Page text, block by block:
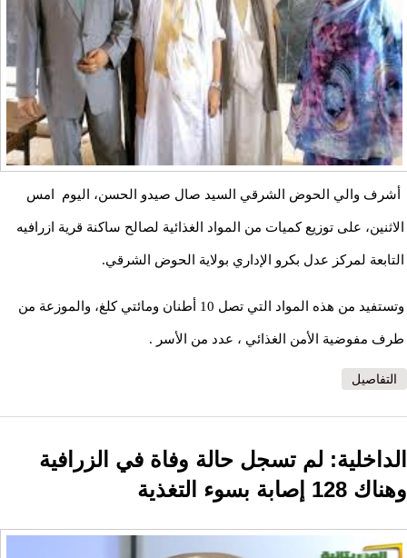
أشرف والي الحوض الشرقي السيد صال صيدو الحسن، اليوم امس
الاثنين، على توزيع كميات من المواد الغذائية لصالح ساكنة قرية ازرافيه
التابعة لمركز عدل بكرو الإداري بولاية الحوض الشرقي.
وتستفيد من هذه المواد التي تصل 10 أطنان ومائتي كلغ، والموزعة من
طرف مفوضية الأمن الغذائي ، عدد من الأسر .
التفاصيل
الداخلية: لم تسجل حالة وفاة في الزرافية
وهناك 128 إصابة بسوء التغذية